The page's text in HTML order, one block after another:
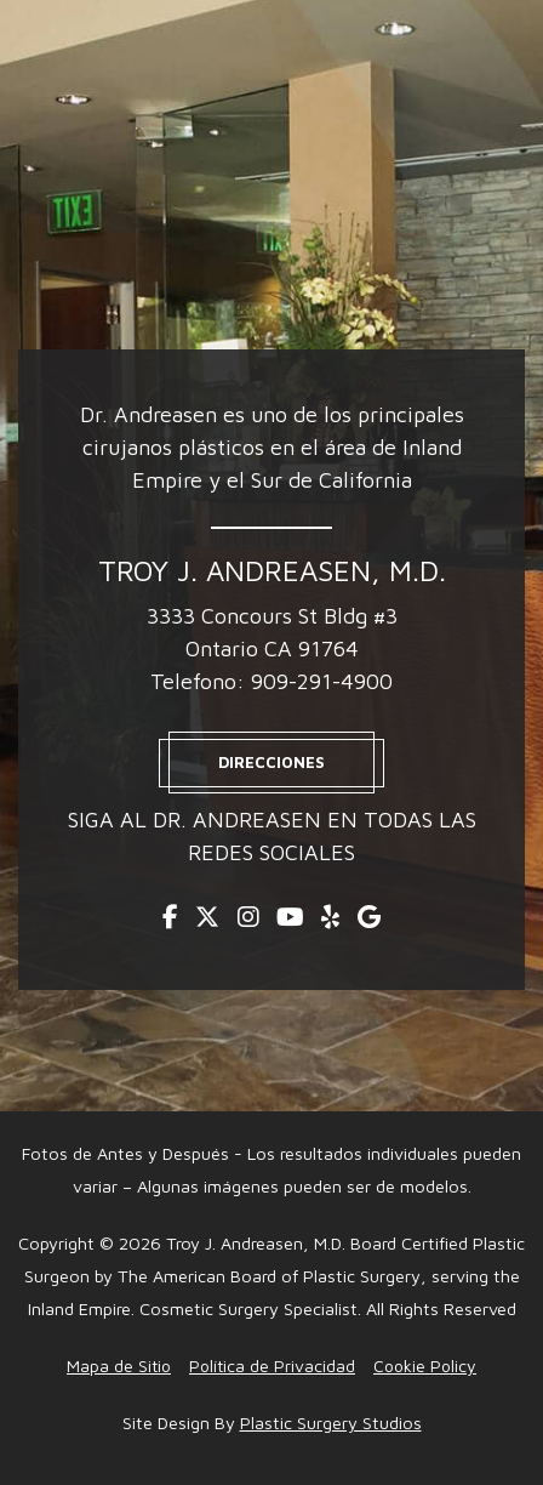
Dr. Andreasen es uno de los principales
cirujanos plásticos en el área de Inland
Empire y el Sur de California
TROY J. ANDREASEN, M.D.
3333 Concours St Bldg #3
Ontario CA 91764
Telefono: 909-291-4900
DIRECCIONES
SIGA AL DR. ANDREASEN EN TODAS LAS
REDES SOCIALES
Facebook
Twitter
Instagram
Youtube
YelpGoogle
Fotos de Antes y Después - Los resultados individuales pueden
variar – Algunas imágenes pueden ser de modelos.
Copyright © 2026 Troy J. Andreasen, M.D. Board Certified Plastic
Surgeon by The American Board of Plastic Surgery, serving the
Inland Empire. Cosmetic Surgery Specialist. All Rights Reserved
Mapa de Sitio Política de Privacidad Cookie Policy
Site Design By Plastic Surgery Studios